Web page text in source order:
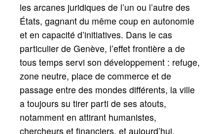
les arcanes juridiques de l’un ou l’autre des
États, gagnant du même coup en autonomie
et en capacité d’initiatives. Dans le cas
particulier de Genève, l’effet frontière a de
tous temps servi son développement : refuge,
zone neutre, place de commerce et de
passage entre des mondes différents, la ville
a toujours su tirer parti de ses atouts,
notamment en attirant humanistes,
chercheurs et financiers, et aujourd’hui,